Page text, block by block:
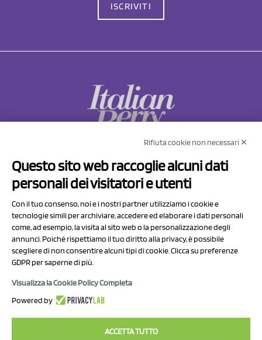
ISCRIVITI
Via Prov.le Sassuolo Vignola 315/1
41057 Spilamberto (MO)
P.I/C.F. 01041460369
REA: MO 208553
Capitale sociale Euro 50.000,00 i.v.
Rifiuta cookie non necessari ✕
Questo sito web raccoglie alcuni dati
personali dei visitatori e utenti
Con il tuo consenso, noi e i nostri partner utilizziamo i cookie e
tecnologie simili per archiviare, accedere ed elaborare i dati personali
come, ad esempio, la visita al sito web o la personalizzazione degli
annunci. Poiché rispettiamo il tuo diritto alla privacy, è possibile
scegliere di non consentire alcuni tipi di cookie. Clicca su preferenze
GDPR per saperne di più.
Visualizza la Cookie Policy Completa
Powered by
ACCETTA TUTTO